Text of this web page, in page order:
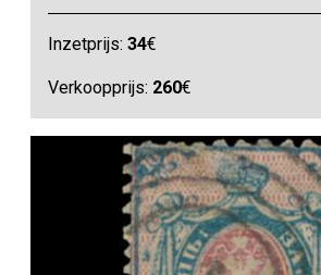
Inzetprijs:34€
Verkoopprijs: 260€